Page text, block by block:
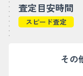
査定目安時間
スピード査定
その